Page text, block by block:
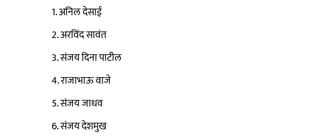
1. अनिल देसाई
2. अरविंद सावंत
3. संजय दिना पाटील
4. राजाभाऊ वाजे
5. संजय जाधव
6. संजय देशमुख